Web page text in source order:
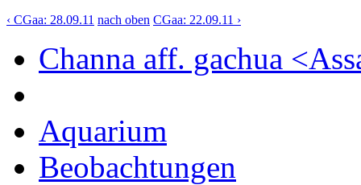
‹ CGaa: 28.09.11 nach oben CGaa: 22.09.11 ›
Channa aff. gachua
Aquarium
Beobachtungen